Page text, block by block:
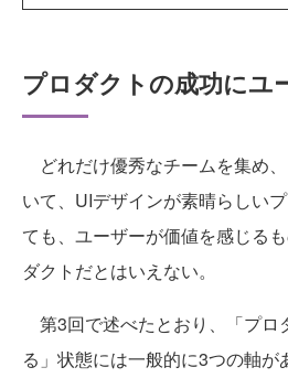
プロダクトの成功にユ
どれだけ優秀なチームを集め
いて、UIデザインが素晴らしい
ても、ユーザーが価値を感じる
ダクトだとはいえない。
第3回で述べたとおり、「プロ
る」状態には一般的に3つの軸が